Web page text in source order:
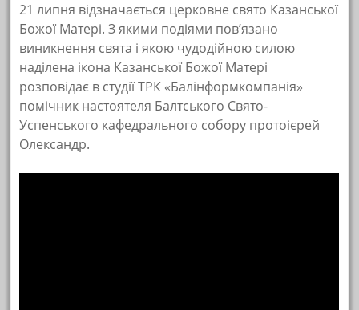
21 липня відзначається церковне свято Казанської
Божої Матері. З якими подіями пов’язано
виникнення свята і якою чудодійною силою
наділена ікона Казанської Божої Матері
розповідає в студії ТРК «Балінформкомпанія»
помічник настоятеля Балтського Свято-
Успенського кафедрального собору протоієрей
Олександр.